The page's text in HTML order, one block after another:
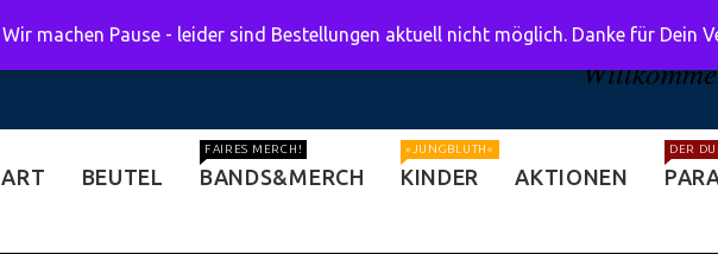
ART BEUTEL BANDS&MERCH
FAIRES MERCH!
KINDER
»JUNGBLUTH«
AKTIONEN
DER
Wir machen Pause - leider sind Bestellungen aktuell nicht möglich. Danke für Dein